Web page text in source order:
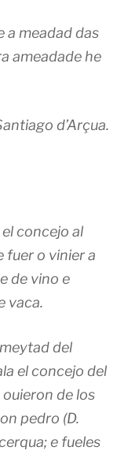
a meadad das
ameadade he
d’Arçua.
concejo al
fuer o vinier a
de vino e
vaca.
del
el concejo del
de los
pedro (D.
e fueles